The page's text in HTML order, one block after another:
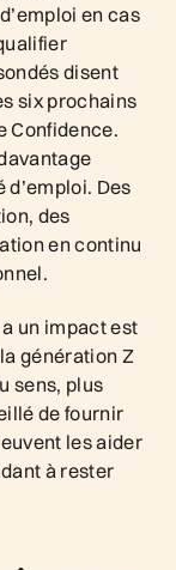
en cas
disent
six prochains
Confidence.
Des
des
en continu
un impact est
génération Z
sens, plus
de fournir
les aider
à rester